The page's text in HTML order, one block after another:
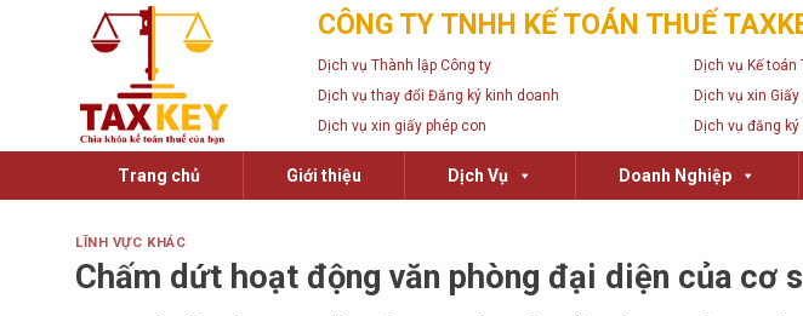
CÔNG TY TNHH KẾ TOÁN THUẾ
Dịch vụ Thành lập Công ty
Dịch vụ Kế toán
Dịch vụ thay đổi Đăng ký kinh doanh
Dịch vụ xin
Dịch vụ xin giấy phép con
Dịch vụ đăng ký
Trang chủ Giới thiệu Dịch Vụ Doanh Nghiệp
LĨNH VỰC KHÁC
Chấm dứt hoạt động văn phòng đại diện của cơ